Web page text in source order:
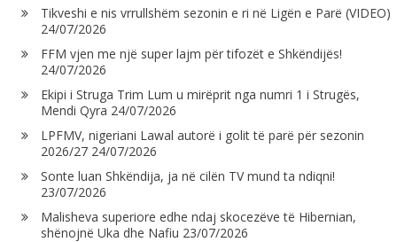
Tikveshi e nis vrrullshëm sezonin e ri në Ligën e Parë (VIDEO)
24/07/2026
FFM vjen me një super lajm për tifozët e Shkëndijës!
24/07/2026
Ekipi i Struga Trim Lum u mirëprit nga numri 1 i Strugës,
Mendi Qyra 24/07/2026
LPFMV, nigeriani Lawal autorë i golit të parë për sezonin
2026/27 24/07/2026
Sonte luan Shkëndija, ja në cilën TV mund ta ndiqni!
23/07/2026
Malisheva superiore edhe ndaj skocezëve të Hibernian,
shënojnë Uka dhe Nafiu 23/07/2026